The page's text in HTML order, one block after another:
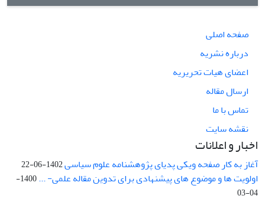
صفحه اصلی
درباره نشریه
اعضای هیات تحریریه
ارسال مقاله
تماس با ما
نقشه سایت
اخبار و اعلانات
آغاز به کار صفحه ویکی پدیای پژوهشنامه علوم سیاسی1402-06-22
اولویت ها و موضوع های پیشنهادی برای تدوین مقاله علمی- ...
1400-
04-03